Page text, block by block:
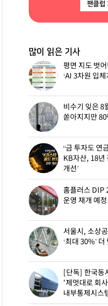
팬클럽
많이 읽은 기사
평면 지도 벗
‘AI 3차원 입
비수기 잊은 8
쏟아지지만
“금 투자도 연
KB자산, 18년
개선’
홈플러스 DIP
운영 재개 예정
서울시, 소상
‘최대 30%’ 더
[단독] 한국동
'제멋대로 회
내부통제시스